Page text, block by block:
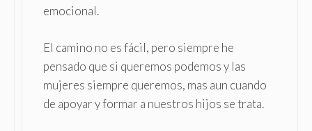
emocional.
El camino no es fácil, pero siempre he
pensado que si queremos podemos y las
mujeres siempre queremos, mas aun cuando
de apoyar y formar a nuestros hijos se trata.